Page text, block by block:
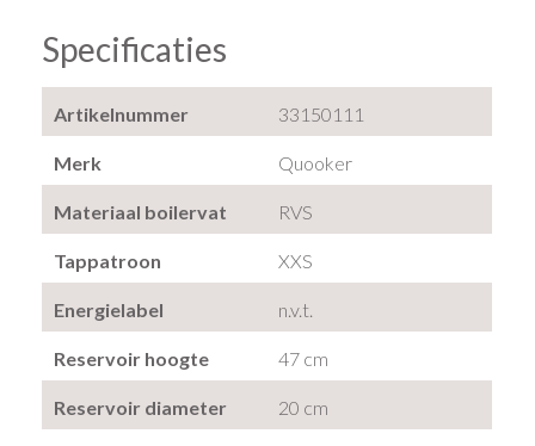
Specificaties
Artikelnummer 33150111
Merk Quooker
Materiaal boilervat RVS
Tappatroon XXS
Energielabel n.v.t.
Reservoir hoogte 47 cm
Reservoir diameter 20 cm